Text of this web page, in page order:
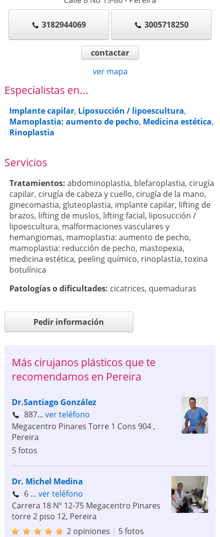
3182944069 3005718250
contactar
ver mapa
Especialistas en...
Implante capilar, Liposucción / lipoescultura,
Mamoplastia: aumento de pecho, Medicina estética,
Rinoplastia
Servicios
Tratamientos: abdominoplastia, blefaroplastia, cirugía
capilar, cirugía de cabeza y cuello, cirugía de la mano,
ginecomastia, gluteoplastia, implante capilar, lifting de
brazos, lifting de muslos, lifting facial, liposucción /
lipoescultura, malformaciones vasculares y
hemangiomas, mamoplastia: aumento de pecho,
mamoplastia: reducción de pecho, mastopexia,
medicina estética, peeling químico, rinoplastia, toxina
botulínica
Patologí­as o dificultades: cicatrices, quemaduras
Pedir información
Más cirujanos plásticos que te
recomendamos en Pereira
Dr.Santiago González
887... ver teléfono
Megacentro Pinares Torre 1 Cons 904 ,
Pereira
5 fotos
Dr. Michel Medina
6 ... ver teléfono
Carrera 18 Nº 12-75 Megacentro Pinares
torre 2 piso 12, Pereira
2 opiniones | 5 fotos